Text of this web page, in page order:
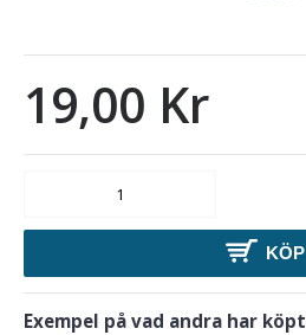
19,00 Kr
KÖP
Exempel på vad andra har köpt